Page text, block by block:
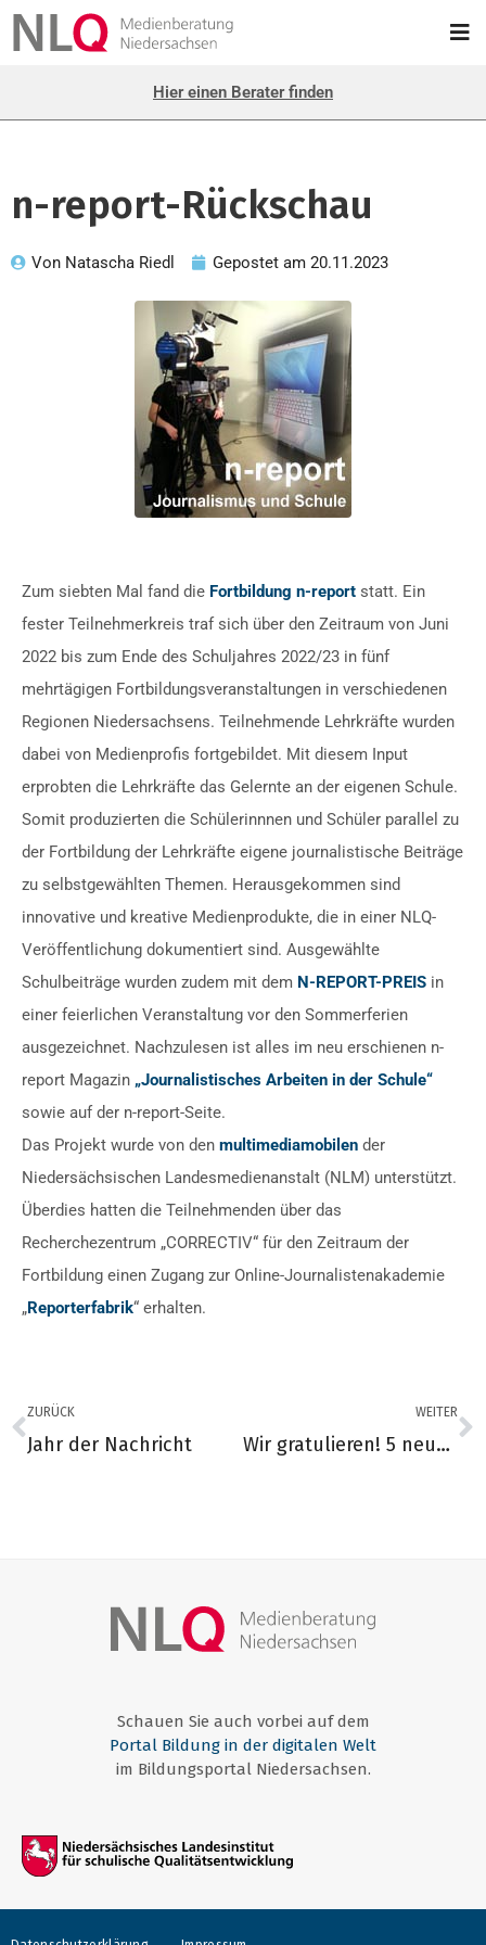
Hier einen Berater finden
n-report-Rückschau
Von Natascha Riedl Gepostet am 20.11.2023
Zum siebten Mal fand die Fortbildung n-report statt. Ein
fester Teilnehmerkreis traf sich über den Zeitraum von Juni
2022 bis zum Ende des Schuljahres 2022/23 in fünf
mehrtägigen Fortbildungsveranstaltungen in verschiedenen
Regionen Niedersachsens. Teilnehmende Lehrkräfte wurden
dabei von Medienprofis fortgebildet. Mit diesem Input
erprobten die Lehrkräfte das Gelernte an der eigenen Schule.
Somit produzierten die Schülerinnnen und Schüler parallel zu
der Fortbildung der Lehrkräfte eigene journalistische Beiträge
zu selbstgewählten Themen. Herausgekommen sind
innovative und kreative Medienprodukte, die in einer NLQ-
Veröffentlichung dokumentiert sind. Ausgewählte
Schulbeiträge wurden zudem mit dem N-REPORT-PREIS in
einer feierlichen Veranstaltung vor den Sommerferien
ausgezeichnet. Nachzulesen ist alles im neu erschienen n-
report Magazin „Journalistisches Arbeiten in der Schule“
sowie auf der n-report-Seite.
Das Projekt wurde von den multimediamobilen der
Niedersächsischen Landesmedienanstalt (NLM) unterstützt.
Überdies hatten die Teilnehmenden über das
Recherchezentrum „CORRECTIV“ für den Zeitraum der
Fortbildung einen Zugang zur Online-Journalistenakademie
„Reporterfabrik“ erhalten.
ZURÜCK
Jahr der Nachricht
WEITER
Wir gratulieren! 5 neue Filmlehrkräfte in der Region Mitte-Nord
Schauen Sie auch vorbei auf dem
Portal Bildung in der digitalen Welt
im Bildungsportal Niedersachsen.